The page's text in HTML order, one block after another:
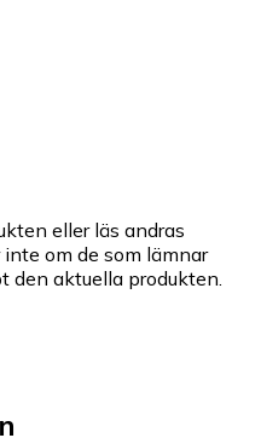
eller läs andras
om de som lämnar
den aktuella produkten.